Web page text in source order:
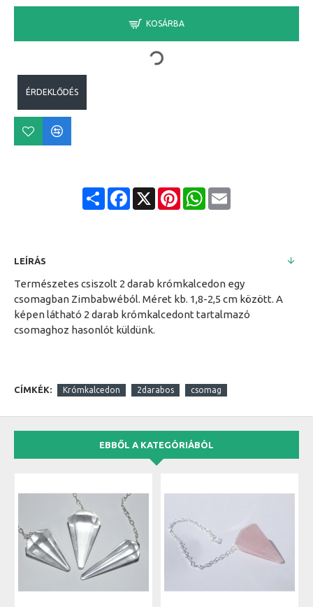
KOSÁRBA
ÉRDEKLŐDÉS
ShareFacebook
X PinterestWhatsApp
Email
LEÍRÁS
Természetes csiszolt 2 darab krómkalcedon egy
csomagban Zimbabwéból. Méret kb. 1,8-2,5 cm között. A
képen látható 2 darab krómkalcedont tartalmazó
csomaghoz hasonlót küldünk.
CÍMKÉK: Krómkalcedon 2darabos csomag
EBBŐL A KATEGÓRIÁBÓL